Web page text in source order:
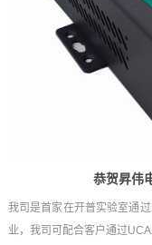
恭贺昇伟
我司是首家在开普实验室通
业，我司可配合客户通过